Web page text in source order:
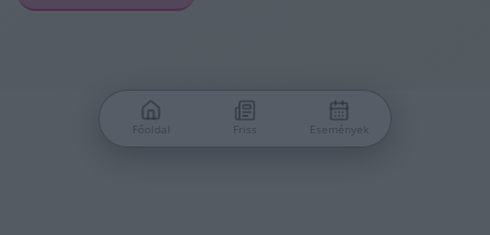
Főoldal Friss Események